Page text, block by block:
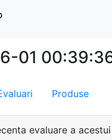
01
Produse
evaluare a